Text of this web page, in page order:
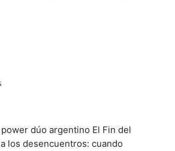
dúo argentino El Fin del
los desencuentros: cuando